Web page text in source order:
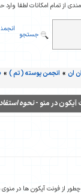
از تمام امکانات لطفا
انجمن
جستجو
ان » انجمن پوسته ( تم ) »
آیکون در منو -نحوه
از فونت آیکون ها در منوی